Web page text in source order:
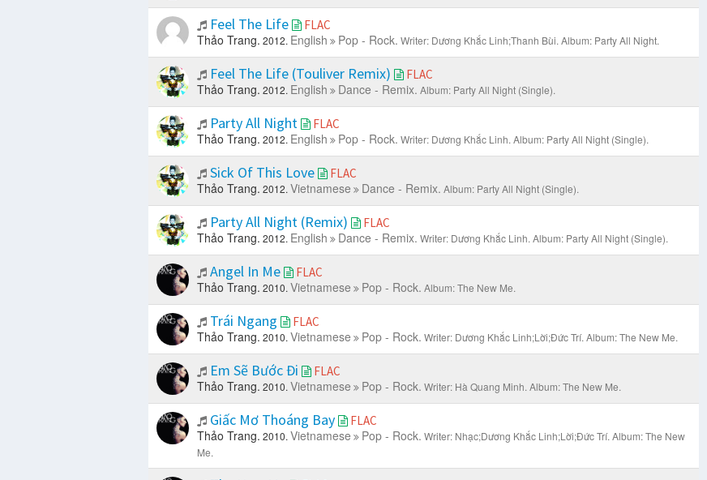
Feel The Life FLAC
Thảo Trang. 2012. English Pop - Rock. Writer: Dương Khắc Linh;Thanh Bùi. Album: Party All Night.
Feel The Life (Touliver Remix) FLAC
Thảo Trang. 2012. English Dance - Remix. Album: Party All Night (Single).
Party All Night FLAC
Thảo Trang. 2012. English Pop - Rock. Writer: Dương Khắc Linh. Album: Party All Night (Single).
Sick Of This Love FLAC
Thảo Trang. 2012. Vietnamese Dance - Remix. Album: Party All Night (Single).
Party All Night (Remix) FLAC
Thảo Trang. 2012. English Dance - Remix. Writer: Dương Khắc Linh. Album: Party All Night (Single).
Angel In Me FLAC
Thảo Trang. 2010. Vietnamese Pop - Rock. Album: The New Me.
Trái Ngang FLAC
Thảo Trang. 2010. Vietnamese Pop - Rock. Writer: Dương Khắc Linh;Lời;Đức Trí. Album: The New Me.
Em Sẽ Bước Đi FLAC
Thảo Trang. 2010. Vietnamese Pop - Rock. Writer: Hà Quang Minh. Album: The New Me.
Giấc Mơ Thoáng Bay FLAC
Thảo Trang. 2010. Vietnamese Pop - Rock. Writer: Nhạc;Dương Khắc Linh;Lời;Đức Trí. Album: The New
Me.